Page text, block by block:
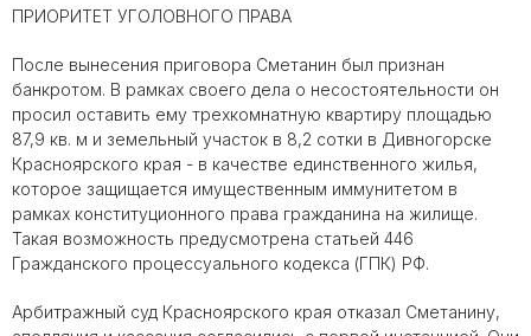
ПРИОРИТЕТ УГОЛОВНОГО ПРАВА
После вынесения приговора Сметанин был признан
банкротом. В рамках своего дела о несостоятельности он
просил оставить ему трехкомнатную квартиру площадью
87,9 кв. м и земельный участок в 8,2 сотки в Дивногорске
Красноярского края - в качестве единственного жилья,
которое защищается имущественным иммунитетом в
рамках конституционного права гражданина на жилище.
Такая возможность предусмотрена статьей 446
Гражданского процессуального кодекса (ГПК) РФ.
Арбитражный суд Красноярского края отказал Сметанину,